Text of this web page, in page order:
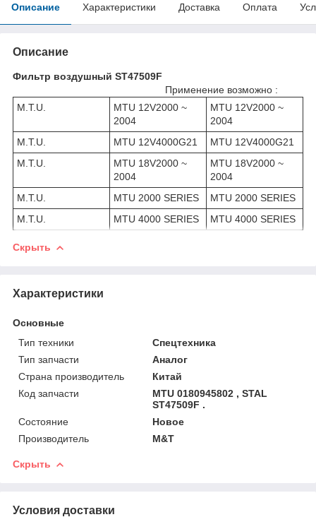
Описание Характеристики Доставка Оплата
Описание
Фильтр воздушный ST47509F
Применение возможно :
M.T.U.
MTU 12V2000 ~
2004
MTU 12V2000 ~
2004
M.T.U.
MTU 12V4000G21
MTU 12V4000G21
M.T.U.
MTU 18V2000 ~
2004
MTU 18V2000 ~
2004
M.T.U.
MTU 2000 SERIES
MTU 2000 SERIES
M.T.U.
MTU 4000 SERIES MTU 4000 SERIES
Скрыть
Характеристики
Основные
Тип техники
Спецтехника
Тип запчасти
Аналог
Страна производитель
Китай
Код запчасти
MTU 0180945802 , STAL
ST47509F .
Состояние
Новое
Производитель
M&T
Скрыть
Условия доставки